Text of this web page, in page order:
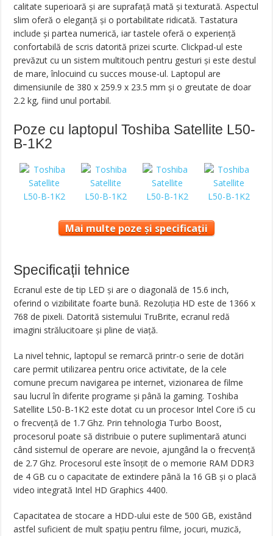
calitate superioară și are suprafață mată și texturată. Aspectul
slim oferă o eleganță și o portabilitate ridicată. Tastatura
include și partea numerică, iar tastele oferă o experiență
confortabilă de scris datorită prizei scurte. Clickpad-ul este
prevăzut cu un sistem multitouch pentru gesturi și este destul
de mare, înlocuind cu succes mouse-ul. Laptopul are
dimensiunile de 380 x 259.9 x 23.5 mm și o greutate de doar
2.2 kg, fiind unul portabil.
Poze cu laptopul Toshiba Satellite L50-
B-1K2
Mai multe poze și specificații
Specificații tehnice
Ecranul este de tip LED și are o diagonală de 15.6 inch,
oferind o vizibilitate foarte bună. Rezoluția HD este de 1366 x
768 de pixeli. Datorită sistemului TruBrite, ecranul redă
imagini strălucitoare și pline de viață.
La nivel tehnic, laptopul se remarcă printr-o serie de dotări
care permit utilizarea pentru orice activitate, de la cele
comune precum navigarea pe internet, vizionarea de filme
sau lucrul în diferite programe și până la gaming. Toshiba
Satellite L50-B-1K2 este dotat cu un procesor Intel Core i5 cu
o frecvență de 1.7 Ghz. Prin tehnologia Turbo Boost,
procesorul poate să distribuie o putere suplimentară atunci
când sistemul de operare are nevoie, ajungând la o frecvență
de 2.7 Ghz. Procesorul este însoțit de o memorie RAM DDR3
de 4 GB cu o capacitate de extindere până la 16 GB și o placă
video integrată Intel HD Graphics 4400.
Capacitatea de stocare a HDD-ului este de 500 GB, existând
astfel suficient de mult spațiu pentru filme, jocuri, muzică,